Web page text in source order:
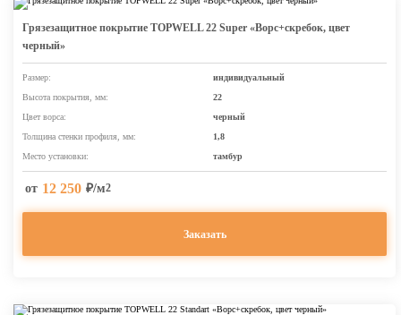
Грязезащитное покрытие TOPWELL 22 Super «Ворс+скребок, цвет
черный»
Размер:
индивидуальный
Высота покрытия, мм:
22
Цвет ворса:
черный
Толщина стенки профиля, мм:
1,8
Место установки:
тамбур
от 12 250 ₽/м2
Заказать